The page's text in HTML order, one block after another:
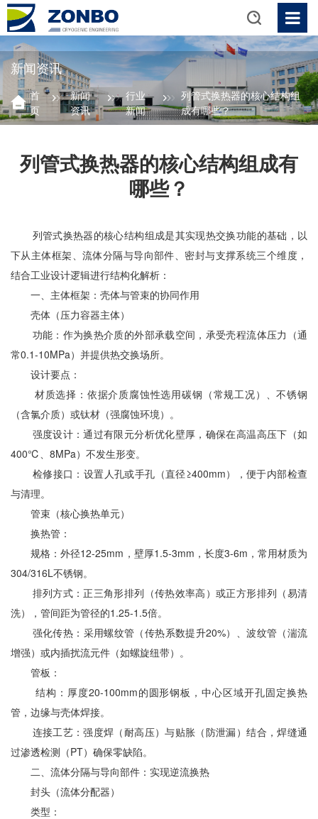
新闻资讯
首
页
新闻
资讯
行业
新闻
列管式换热器的核心结构组
成有哪些？
列管式换热器的核心结构组成有
哪些？
列管式换热器的核心结构组成是其实现热交换功能的基础，以
下从主体框架、流体分隔与导向部件、密封与支撑系统三个维度，
结合工业设计逻辑进行结构化解析：
一、主体框架：壳体与管束的协同作用
壳体（压力容器主体）
功能：作为换热介质的外部承载空间，承受壳程流体压力（通
常0.1-10MPa）并提供热交换场所。
设计要点：
材质选择：依据介质腐蚀性选用碳钢（常规工况）、不锈钢
（含氯介质）或钛材（强腐蚀环境）。
强度设计：通过有限元分析优化壁厚，确保在高温高压下（如
400℃、8MPa）不发生形变。
检修接口：设置人孔或手孔（直径≥400mm），便于内部检查
与清理。
管束（核心换热单元）
换热管：
规格：外径12-25mm，壁厚1.5-3mm，长度3-6m，常用材质为
304/316L不锈钢。
排列方式：正三角形排列（传热效率高）或正方形排列（易清
洗），管间距为管径的1.25-1.5倍。
强化传热：采用螺纹管（传热系数提升20%）、波纹管（湍流
增强）或内插扰流元件（如螺旋纽带）。
管板：
结构：厚度20-100mm的圆形钢板，中心区域开孔固定换热
管，边缘与壳体焊接。
连接工艺：强度焊（耐高压）与贴胀（防泄漏）结合，焊缝通
过渗透检测（PT）确保零缺陷。
二、流体分隔与导向部件：实现逆流换热
封头（流体分配器）
类型：